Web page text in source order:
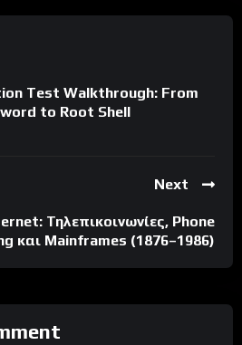
Test Walkthrough: From
to Root Shell
Next
Τηλεπικοινωνίες, Phone
και Mainframes (1876–1986)